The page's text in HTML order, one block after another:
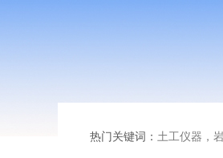
热门关键词： 土工仪器，岩